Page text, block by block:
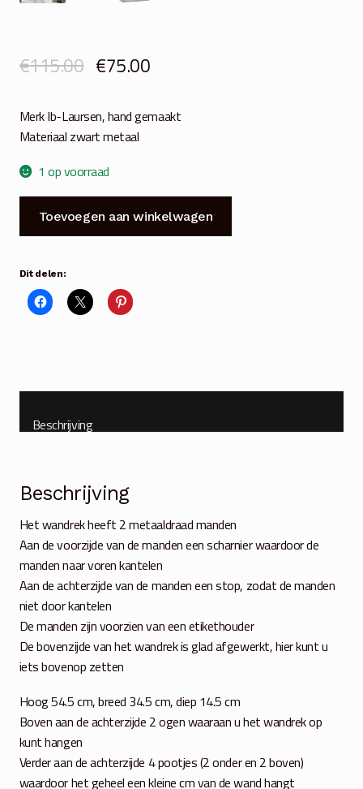
€115.00 Oorspronkelijke
was:
€75.00Huidige
is:
Merk Ib-Laursen, hand gemaakt
Materiaal zwart metaal
1 op voorraad
wandrek
manden
zwart
metaal
Toevoegen aan winkelwagen
Dit delen:
Beschrijving
Beschrijving
Het wandrek heeft 2 metaaldraad manden
Aan de voorzijde van de manden een scharnier waardoor de
manden naar voren kantelen
Aan de achterzijde van de manden een stop, zodat de manden
niet door kantelen
De manden zijn voorzien van een etikethouder
De bovenzijde van het wandrek is glad afgewerkt, hier kunt u
iets bovenop zetten
Hoog 54.5 cm, breed 34.5 cm, diep 14.5 cm
Boven aan de achterzijde 2 ogen waaraan u het wandrek op
kunt hangen
Verder aan de achterzijde 4 pootjes (2 onder en 2 boven)
waardoor het geheel een kleine cm van de wand hangt